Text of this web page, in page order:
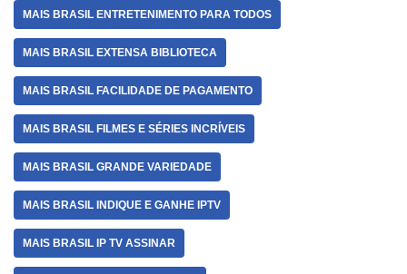
MAIS BRASIL ENTRETENIMENTO PARA TODOS
MAIS BRASIL EXTENSA BIBLIOTECA
MAIS BRASIL FACILIDADE DE PAGAMENTO
MAIS BRASIL FILMES E SÉRIES INCRÍVEIS
MAIS BRASIL GRANDE VARIEDADE
MAIS BRASIL INDIQUE E GANHE IPTV
MAIS BRASIL IP TV ASSINAR